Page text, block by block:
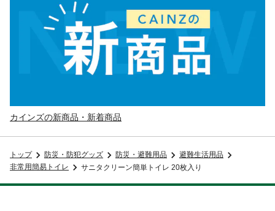
カインズの新商品・新着商品
トップ 防災・防犯グッズ 防災・避難用品
避難生活用品
非常用簡易トイレ
サニタクリーン簡単トイレ 20枚入り